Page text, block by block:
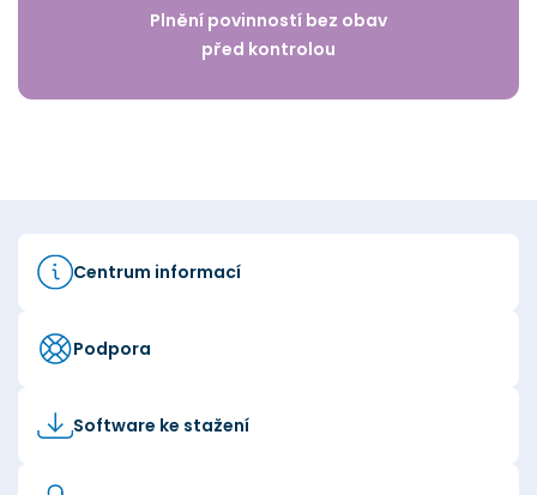
Plnění povinností bez obav
před kontrolou
Centrum informací
Podpora
Software ke stažení